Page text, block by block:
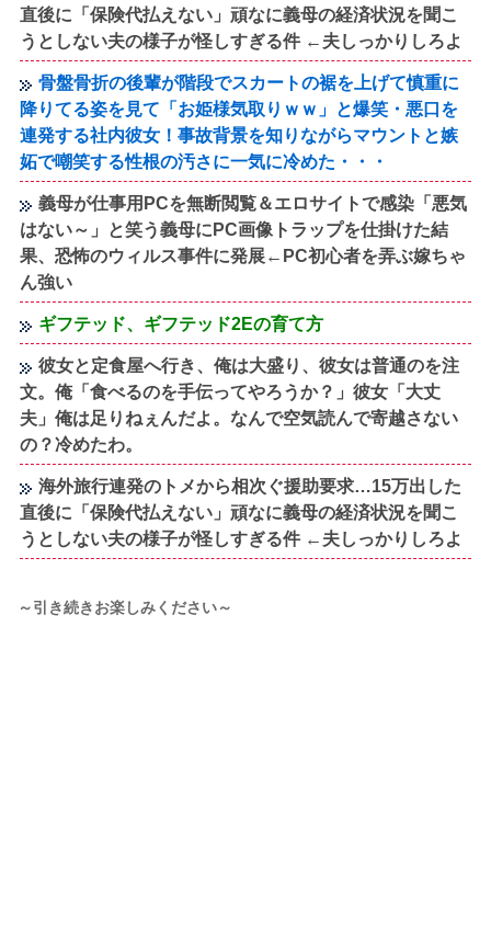
直後に「保険代払えない」頑なに義母の経済状況を聞こ
うとしない夫の様子が怪しすぎる件 ←夫しっかりしろよ
骨盤骨折の後輩が階段でスカートの裾を上げて慎重に
降りてる姿を見て「お姫様気取りｗｗ」と爆笑・悪口を
連発する社内彼女！事故背景を知りながらマウントと嫉
妬で嘲笑する性根の汚さに一気に冷めた・・・
義母が仕事用PCを無断閲覧＆エロサイトで感染「悪気
はない～」と笑う義母にPC画像トラップを仕掛けた結
果、恐怖のウィルス事件に発展←PC初心者を弄ぶ嫁ちゃ
ん強い
ギフテッド、ギフテッド2Eの育て方
彼女と定食屋へ行き、俺は大盛り、彼女は普通のを注
文。俺「食べるのを手伝ってやろうか？」彼女「大丈
夫」俺は足りねぇんだよ。なんで空気読んで寄越さない
の？冷めたわ。
海外旅行連発のトメから相次ぐ援助要求…15万出した
直後に「保険代払えない」頑なに義母の経済状況を聞こ
うとしない夫の様子が怪しすぎる件 ←夫しっかりしろよ
～引き続きお楽しみください～